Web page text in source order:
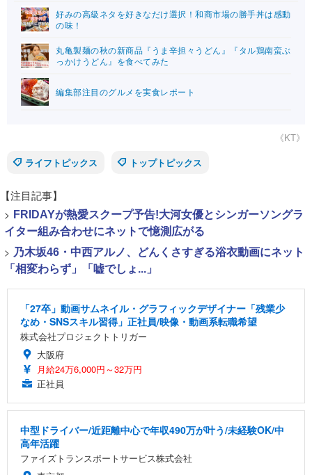
好みの高級ネタを好きなだけ選択！和商市場の勝手丼は感動
の味！
丸亀製麺の秋の新商品『うま辛担々うどん』『タル鶏南蛮ぶ
っかけうどん』を食べてみた
編集部注目のグルメを実食レポート
《KT》
ライフトピックス
トップトピックス
【注目記事】
> FRIDAYが熱愛スクープ予告!大河女優とシンガーソングラ
イター組み合わせにネットで憶測広がる
> 乃木坂46・中西アルノ、どんくさすぎる浴衣動画にネット
「相変わらず」「嘘でしょ...」
「27卒」動画サムネイル・グラフィックデザイナー「残業少
なめ・SNSスキル習得」正社員/映像・動画系転職希望
株式会社プロジェクトトリガー
大阪府
月給24万6,000円～32万円
正社員
中型ドライバー/近距離中心で年収490万が叶う/未経験OK/中
高年活躍
ファイズトランスポートサービス株式会社